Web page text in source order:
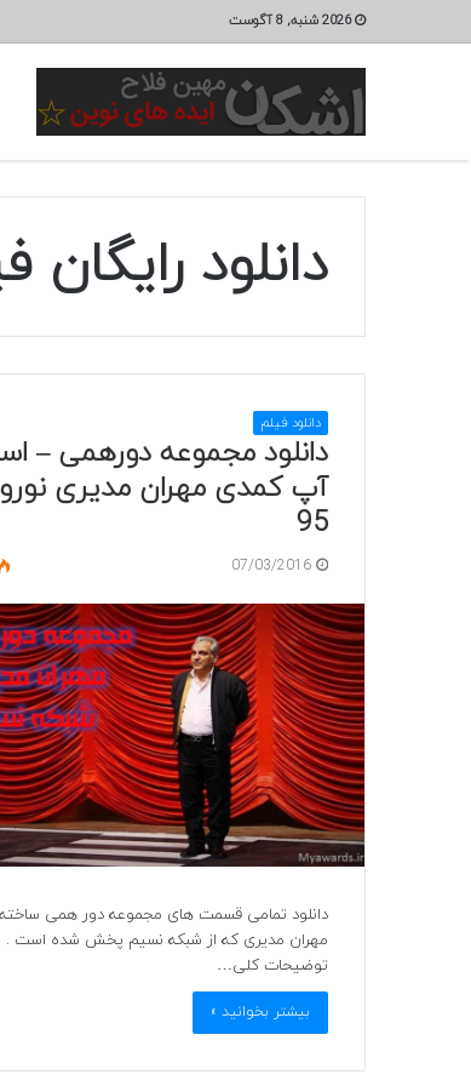
2026 شنبه, 8 آگوست
دانلود
دانلود فیلم
دانلود مجموعه دورهمی –
آپ کمدی مهران مدیری
95
07/03/2016
دانلود تمامی قسمت های مجموعه دور همی ساخته
مهران مدیری که از شبکه نسیم پخش شده است .
توضیحات کلی…
بیشتر بخوانید »